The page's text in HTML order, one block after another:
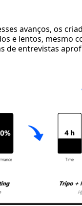
avanços, os
e lentos, mesmo
de entrevistas